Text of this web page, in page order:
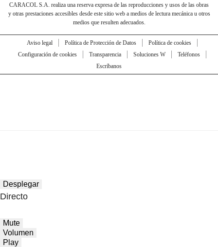
CARACOL S.A. realiza una reserva expresa de las reproducciones y usos de las obras
y otras prestaciones accesibles desde este sitio web a medios de lectura mecánica u otros
medios que resulten adecuados.
Aviso legal Política de Protección de Datos
Política de cookies
Configuración de cookies
Transparencia Soluciones W
Teléfonos
Escríbanos
Desplegar
Directo
Mute
Volumen
Play